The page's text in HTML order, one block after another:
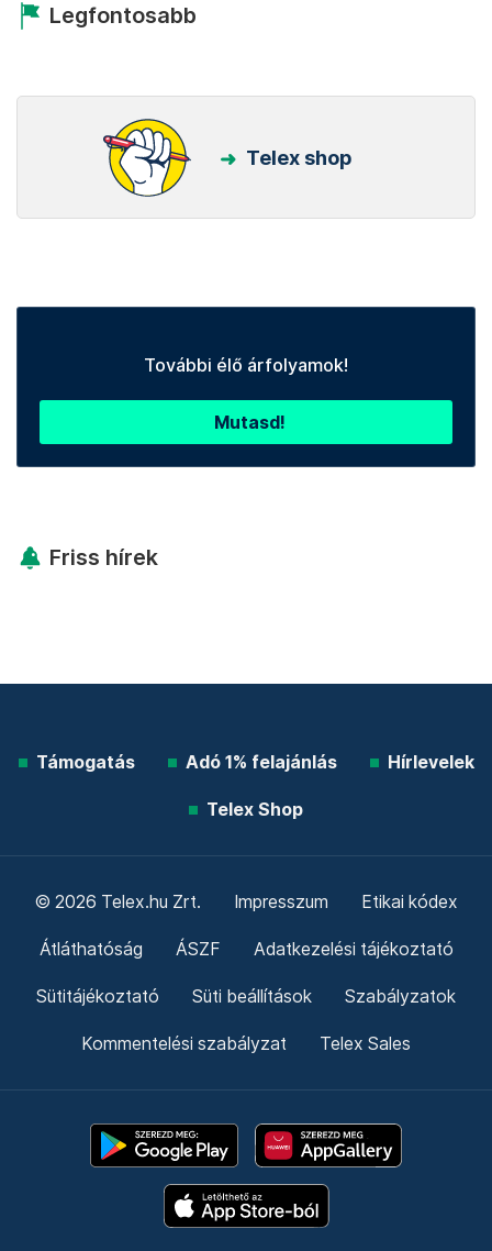
Legfontosabb
Telex shop
További élő árfolyamok!
Mutasd!
Friss hírek
Támogatás Adó 1% felajánlás Hírlevelek
Telex Shop
© 2026 Telex.hu Zrt. Impresszum Etikai kódex
Átláthatóság ÁSZF Adatkezelési tájékoztató
Sütitájékoztató Süti beállítások Szabályzatok
Kommentelési szabályzat Telex Sales